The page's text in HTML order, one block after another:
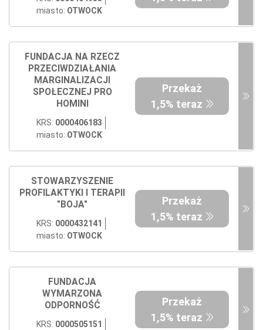
miasto: OTWOCK
FUNDACJA NA RZECZ
PRZECIWDZIAŁANIA
MARGINALIZACJI
SPOŁECZNEJ PRO
HOMINI
KRS: 0000406183
miasto: OTWOCK
Przekaż
1,5% teraz
STOWARZYSZENIE
PROFILAKTYKI I TERAPII
"BOJA"
KRS: 0000432141
miasto: OTWOCK
Przekaż
1,5% teraz
FUNDACJA
WYMARZONA
ODPORNOŚĆ
KRS: 0000505151
Przekaż
1,5% teraz